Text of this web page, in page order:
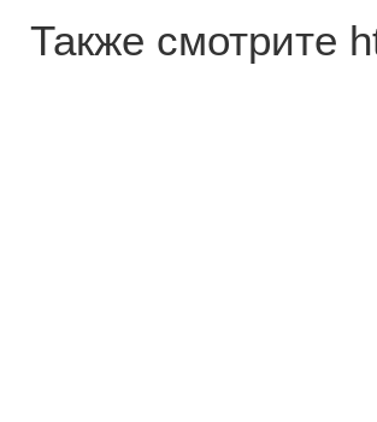
Также смотрите